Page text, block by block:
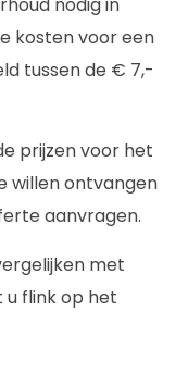
kosten voor een
tussen de € 7,-
prijzen voor het
willen ontvangen
aanvragen.
met
flink op het